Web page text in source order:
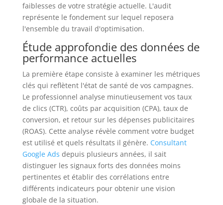
faiblesses de votre stratégie actuelle. L'audit
représente le fondement sur lequel reposera
l'ensemble du travail d'optimisation.
Étude approfondie des données de
performance actuelles
La première étape consiste à examiner les métriques
clés qui reflètent l'état de santé de vos campagnes.
Le professionnel analyse minutieusement vos taux
de clics (CTR), coûts par acquisition (CPA), taux de
conversion, et retour sur les dépenses publicitaires
(ROAS). Cette analyse révèle comment votre budget
est utilisé et quels résultats il génère. Consultant
Google Ads depuis plusieurs années, il sait
distinguer les signaux forts des données moins
pertinentes et établir des corrélations entre
différents indicateurs pour obtenir une vision
globale de la situation.